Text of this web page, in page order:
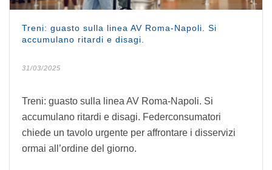
Treni: guasto sulla linea AV Roma-Napoli. Si
accumulano ritardi e disagi.
31/03/2025
Treni: guasto sulla linea AV Roma-Napoli. Si
accumulano ritardi e disagi. Federconsumatori
chiede un tavolo urgente per affrontare i disservizi
ormai all’ordine del giorno.